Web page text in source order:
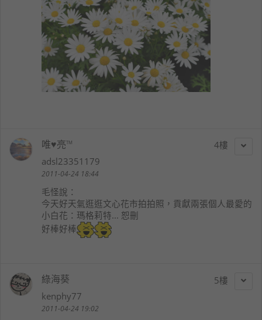
4
唯♥亮™
adsl23351179
2011-04-24 18:44
毛怪說：
今天好天氣逛逛文心花市拍拍照，貢獻兩張個人最愛的
小白花：瑪格莉特... 恕刪
好棒好棒
5
綠海葵
kenphy77
2011-04-24 19:02